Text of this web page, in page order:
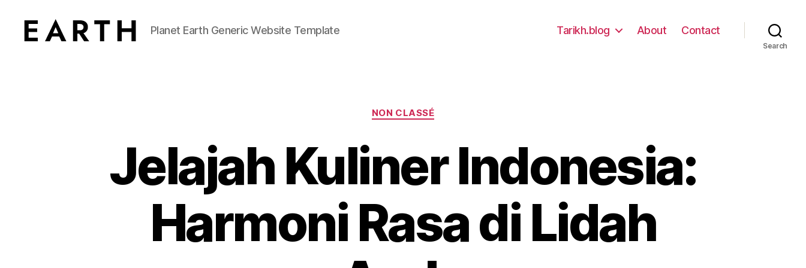
Planet Earth Generic Website Template Tarikh.blog About Contact
Search
Categories
NON CLASSÉ
Jelajah Kuliner Indonesia:
Harmoni Rasa di Lidah